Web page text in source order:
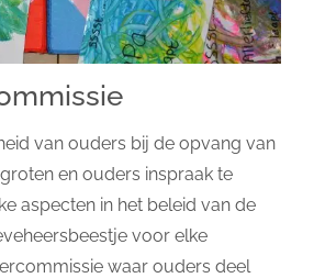
van ouders bij de opvang van
en ouders inspraak te
aspecten in het beleid van de
voor elke
waar ouders deel